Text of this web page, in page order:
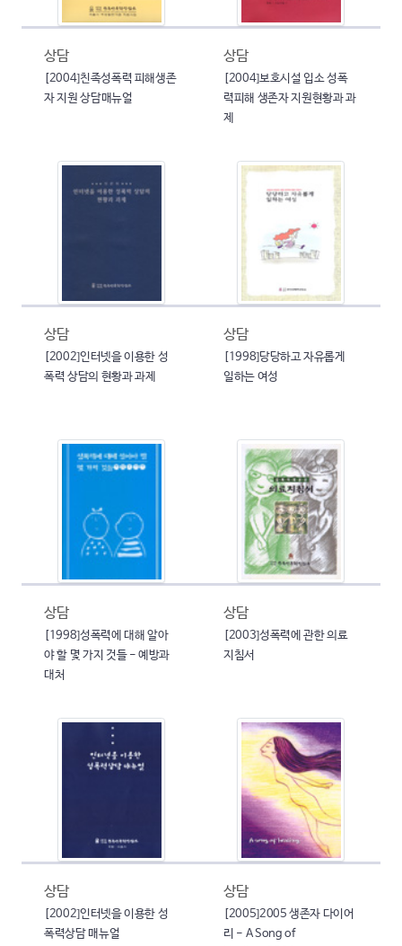
상담
[2004]친족성폭력 피해생존
자 지원 상담매뉴얼
상담
[2004]보호시설 입소 성폭
력피해 생존자 지원현황과 과
제
상담
[2002]인터넷을 이용한 성
폭력 상담의 현황과 과제
상담
[1998]당당하고 자유롭게
일하는 여성
상담
[1998]성폭력에 대해 알아
야 할 몇 가지 것들 - 예방과
대처
상담
[2003]성폭력에 관한 의료
지침서
상담
[2002]인터넷을 이용한 성
폭력상담 매뉴얼
상담
[2005]2005 생존자 다이어
리 - A Song of